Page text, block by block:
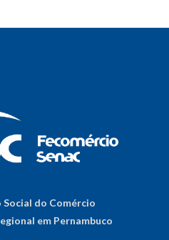
Social do Comércio
em Pernambuco